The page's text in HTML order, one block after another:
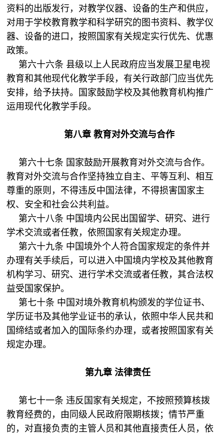
资料的出版发行，对教学仪器、设备的生产和供应，
对用于学校教育教学和科学研究的图书资料、教学仪
器、设备的进口，按照国家有关规定实行优先、优惠
政策。
第六十六条 县级以上人民政府应当发展卫星电视
教育和其他现代化教学手段，有关行政部门应当优先
安排，给予扶持。国家鼓励学校及其他教育机构推广
运用现代化教学手段。
第八章 教育对外交流与合作
第六十七条 国家鼓励开展教育对外交流与合作。
教育对外交流与合作坚持独立自主、平等互利、相互
尊重的原则，不得违反中国法律，不得损害国家主
权、安全和社会公共利益。
第六十八条 中国境内公民出国留学、研究、进行
学术交流或者任教，依照国家有关规定办理。
第六十九条 中国境外个人符合国家规定的条件并
办理有关手续后，可以进入中国境内学校及其他教育
机构学习、研究、进行学术交流或者任教，其合法权
益受国家保护。
第七十条 中国对境外教育机构颁发的学位证书、
学历证书及其他学业证书的承认，依照中华人民共和
国缔结或者加入的国际条约办理，或者按照国家有关
规定办理。
第九章 法律责任
第七十一条 违反国家有关规定，不按照预算核拨
教育经费的，由同级人民政府限期核拨；情节严重
的，对直接负责的主管人员和其他直接责任人员，依